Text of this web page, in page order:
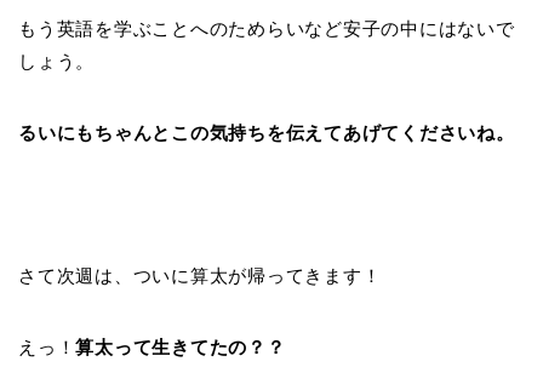
もう英語を学ぶことへのためらいなど安子の中にはないで
しょう。
るいにもちゃんとこの気持ちを伝えてあげてくださいね。
さて次週は、ついに算太が帰ってきます！
えっ！算太って生きてたの？？